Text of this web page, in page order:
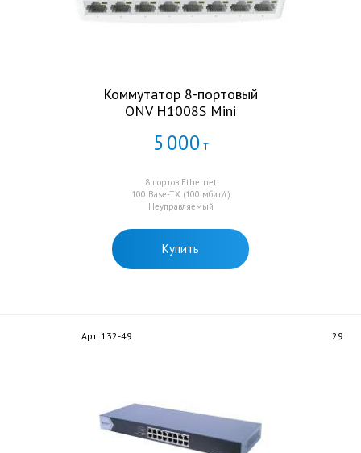
Коммутатор 8-портовый
ONV H1008S Mini
5 000 Т
8 портов Ethernet
100 Base-TX (100 мбит/с)
Неуправляемый
Купить
Арт. 132-49 29